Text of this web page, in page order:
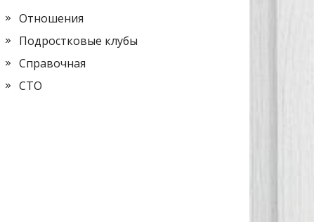
Отношения
Подростковые клубы
Справочная
СТО